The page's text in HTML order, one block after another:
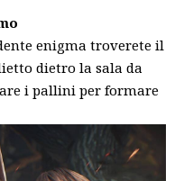
enigma troverete il
dietro la sala da
i pallini per formare